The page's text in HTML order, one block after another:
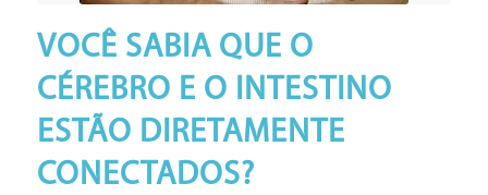
VOCÊ SABIA QUE O
CÉREBRO E O INTESTINO
ESTÃO DIRETAMENTE
CONECTADOS?